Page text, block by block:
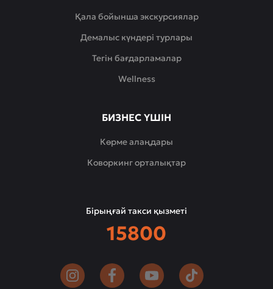
Қала бойынша экскурсиялар
Демалыс күндері турлары
Тегін бағдарламалар
Wellness
БИЗНЕС ҮШІН
Көрме алаңдары
Коворкинг орталықтар
Бірыңғай такси қызметі
15800